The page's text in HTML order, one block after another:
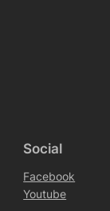
Social
Facebook
Youtube